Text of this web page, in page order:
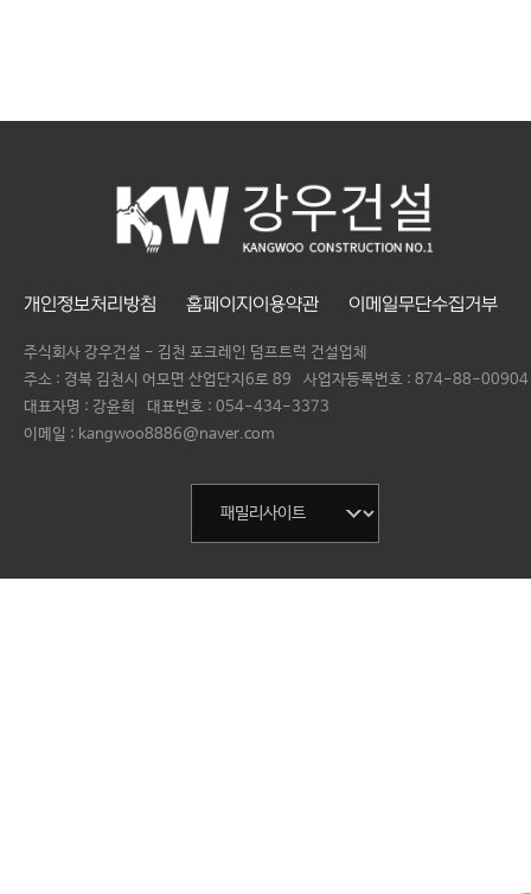
개인정보처리방침 홈페이지이용약관 이메일무단수집거부
주식회사 강우건설 - 김천 포크레인 덤프트럭 건설업체
주소 : 경북 김천시 어모면 산업단지6로 89
사업자등록번호 : 874-88-00904
대표자명 : 강윤희 대표번호 : 054-434-3373
이메일 : kangwoo8886@naver.com